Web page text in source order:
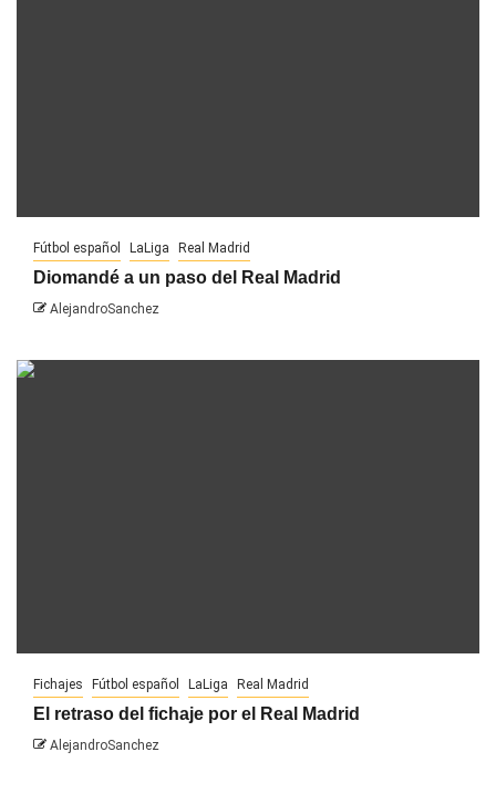
Fútbol español LaLiga Real Madrid
Diomandé a un paso del Real Madrid
AlejandroSanchez
Fichajes Fútbol español LaLiga Real Madrid
El retraso del fichaje por el Real Madrid
AlejandroSanchez